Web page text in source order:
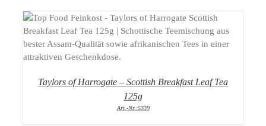
DETAILS
Taylors of Harrogate – Scottish Breakfast Leaf Tea
125g
Art.-Nr.:5339